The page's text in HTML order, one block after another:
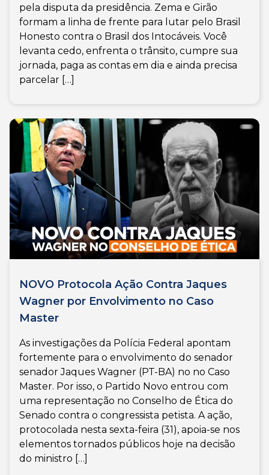
pela disputa da presidência. Zema e Girão
formam a linha de frente para lutar pelo Brasil
Honesto contra o Brasil dos Intocáveis. Você
levanta cedo, enfrenta o trânsito, cumpre sua
jornada, paga as contas em dia e ainda precisa
parcelar […]
NOVO Protocola Ação Contra Jaques
Wagner por Envolvimento no Caso
Master
As investigações da Polícia Federal apontam
fortemente para o envolvimento do senador
senador Jaques Wagner (PT-BA) no no Caso
Master. Por isso, o Partido Novo entrou com
uma representação no Conselho de Ética do
Senado contra o congressista petista. A ação,
protocolada nesta sexta-feira (31), apoia-se nos
elementos tornados públicos hoje na decisão
do ministro […]